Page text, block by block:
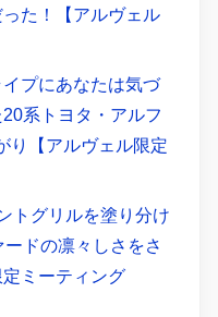
た！【アルヴェル
プにあなたは気づ
系トヨタ・アルフ
り【アルヴェル限定
トグリルを塗り分け
ドの凛々しさをさ
ミーティング